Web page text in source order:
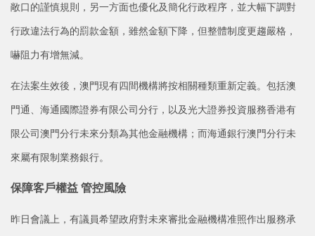
敞口的謹慎規則，另一方面也優化及簡化行政程序，並大幅下調對
行政違法行為的罰款金額，雖然金額下降，但整體制度更趨嚴格，
嚇阻力有增無減。
在法案生效後，澳門現有四間機構將按相關種類重新定義。包括澳
門通、海通國際證券有限公司分行，以及光大證券投資服務香港有
限公司澳門分行未來分類為其他金融機構；而海通銀行澳門分行未
來屬有限制業務銀行。
保障客戶權益 管控風險
昨日會議上，有議員希望政府對未來審批金融機構准照作出服務承